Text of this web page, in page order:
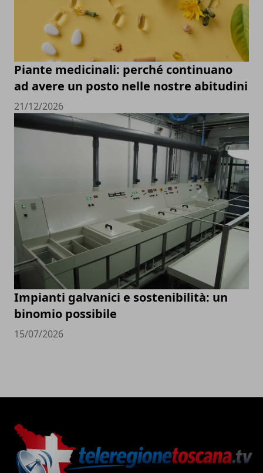
Piante medicinali: perché continuano
ad avere un posto nelle nostre abitudini
21/12/2026
Impianti galvanici e sostenibilità: un
binomio possibile
15/07/2026